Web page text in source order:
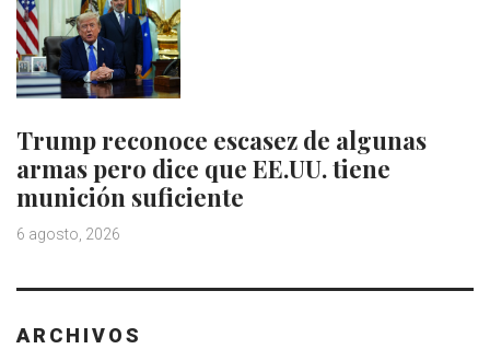
Trump reconoce escasez de algunas
armas pero dice que EE.UU. tiene
munición suficiente
6 agosto, 2026
ARCHIVOS